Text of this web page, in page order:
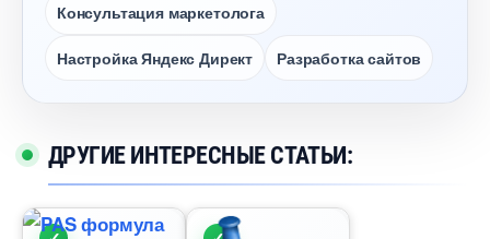
Консультация маркетолога
Настройка Яндекс Директ Разработка сайто
ДРУГИЕ ИНТЕРЕСНЫЕ СТАТЬИ: